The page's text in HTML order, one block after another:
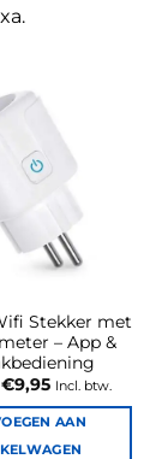
Stekker met
– App &
Oorspronkelijke
prijs
was:
€14,95.
€9,95Huidige
is:
€9,95.
Incl. btw.
AAN